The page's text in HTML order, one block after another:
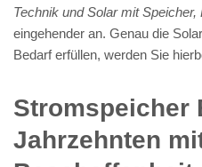
Technik und Solar mit
eingehender an. Genau die
Bedarf erfüllen, werden Sie
Stromspeicher
Jahrzehnten